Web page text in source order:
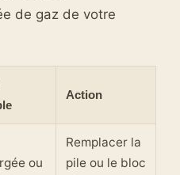
de gaz de votre
Action
ou
Remplacer la
pile ou le bloc